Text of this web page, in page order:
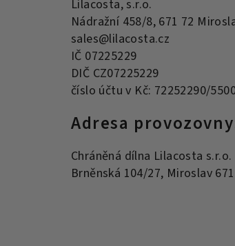
Lilacosta, s.r.o.
Nádražní 458/8, 671 72
sales@lilacosta.cz
IČ 07225229
DIČ CZ07225229
číslo účtu v Kč: 72252290/
Adresa
Chráněná dílna Lilacosta
Brněnská 104/27, Miroslav